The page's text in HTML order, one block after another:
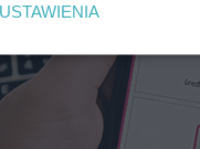
USTAWIENIA